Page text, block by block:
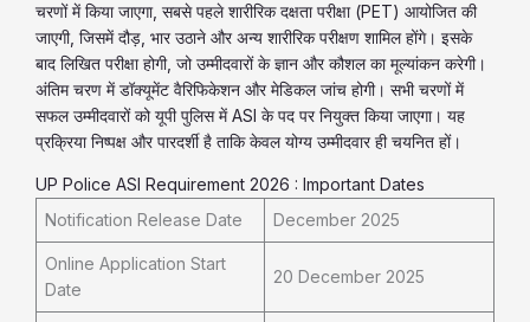
चरणों में किया जाएगा, सबसे पहले शारीरिक दक्षता परीक्षा (PET) आयोजित की
जाएगी, जिसमें दौड़, भार उठाने और अन्य शारीरिक परीक्षण शामिल होंगे। इसके
बाद लिखित परीक्षा होगी, जो उम्मीदवारों के ज्ञान और कौशल का मूल्यांकन करेगी।
अंतिम चरण में डॉक्यूमेंट वैरिफिकेशन और मेडिकल जांच होगी। सभी चरणों में
सफल उम्मीदवारों को यूपी पुलिस में ASI के पद पर नियुक्त किया जाएगा। यह
प्रक्रिया निष्पक्ष और पारदर्शी है ताकि केवल योग्य उम्मीदवार ही चयनित हों।
UP Police ASI Requirement 2026 : Important Dates
Notification Release Date
December 2025
Online Application Start
Date
20 December 2025